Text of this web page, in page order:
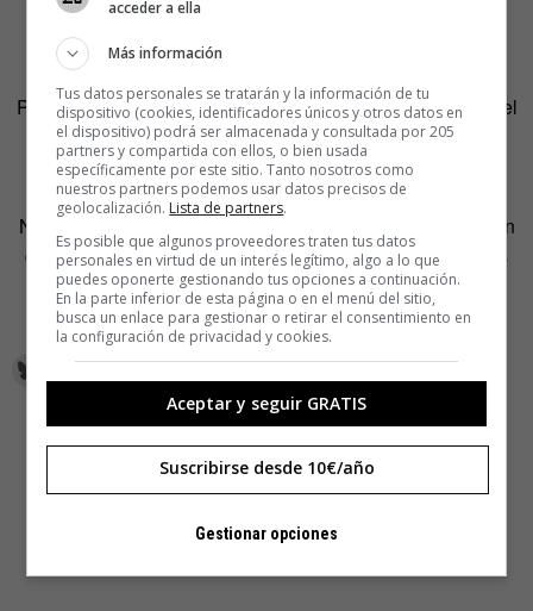
derechos de autor”.
Para el presidente y CEO de Suite101, esta web “elimina el
hombre de en medio (el tradicional editor) y da a los
escritores todo tipo de herramientas para identificar y
alcanzar sus audiencias mediante sus temas preferidos.
Nuestros escritores pueden escribir a su manera, no tienen
que ‘vender’ su tema al editor y lo único que se le pide es
que publiquen artículos de calidad, útiles, interesantes y
bien escritos”.
acceder a ella
Más información
Tus datos personales se tratarán y la información de tu
dispositivo (cookies, identificadores únicos y otros datos en
el dispositivo) podrá ser almacenada y consultada por 205
partners y compartida con ellos, o bien usada
específicamente por este sitio. Tanto nosotros como
nuestros partners podemos usar datos precisos de
geolocalización. Lista de partners.
Es posible que algunos proveedores traten tus datos
personales en virtud de un interés legítimo, algo a lo que
puedes oponerte gestionando tus opciones a continuación.
En la parte inferior de esta página o en el menú del sitio,
busca un enlace para gestionar o retirar el consentimiento en
la configuración de privacidad y cookies.
Aceptar y seguir GRATIS
Suscribirse desde 10€/año
Gestionar opciones